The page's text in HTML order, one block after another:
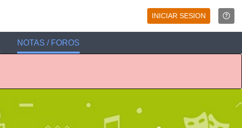
INICIAR SESION
NOTAS / FOROS